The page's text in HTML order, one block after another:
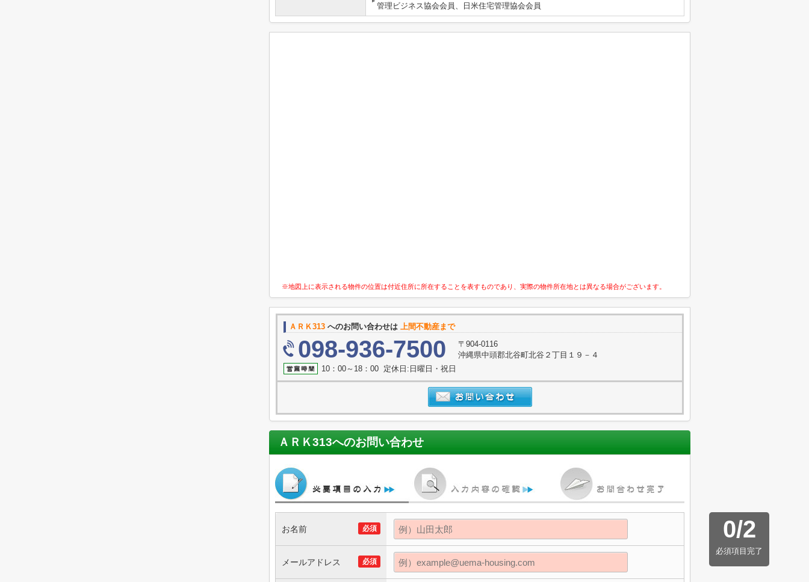
管理ビジネス協会会員、日米住宅管理協会会員
※地図上に表示される物件の位置は付近住所に所在することを表すものであり、実際の物件所在地とは異なる場合がございます。
ＡＲＫ313 へのお問い合わせは 上間不動産まで
098-936-7500
〒904-0116
沖縄県中頭郡北谷町北谷２丁目１９－４
10：00～18：00 定休日:日曜日・祝日
ＡＲＫ313へのお問い合わせ
0/2
必須項目完了
必須
お名前
必須
メールアドレス